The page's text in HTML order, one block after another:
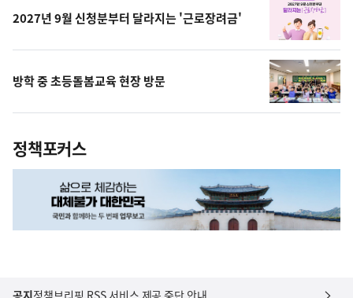
2027년 9월 신청분부터 달라지는 '근로장려금'
방학 중 초등돌봄교육 현장 방문
정책포커스